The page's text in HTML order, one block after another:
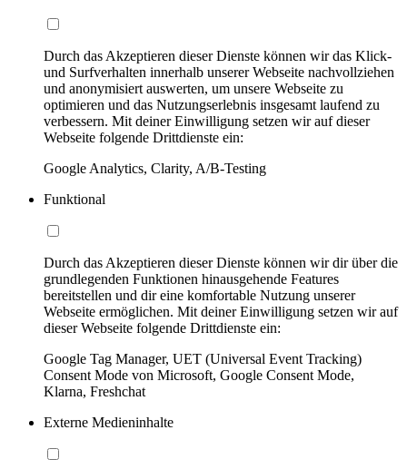
Durch das Akzeptieren dieser Dienste können wir das Klick-
und Surfverhalten innerhalb unserer Webseite nachvollziehen
und anonymisiert auswerten, um unsere Webseite zu
optimieren und das Nutzungserlebnis insgesamt laufend zu
verbessern. Mit deiner Einwilligung setzen wir auf dieser
Webseite folgende Drittdienste ein:
Google Analytics, Clarity, A/B-Testing
Funktional
Durch das Akzeptieren dieser Dienste können wir dir über die
grundlegenden Funktionen hinausgehende Features
bereitstellen und dir eine komfortable Nutzung unserer
Webseite ermöglichen. Mit deiner Einwilligung setzen wir auf
dieser Webseite folgende Drittdienste ein:
Google Tag Manager, UET (Universal Event Tracking)
Consent Mode von Microsoft, Google Consent Mode,
Klarna, Freshchat
Externe Medieninhalte